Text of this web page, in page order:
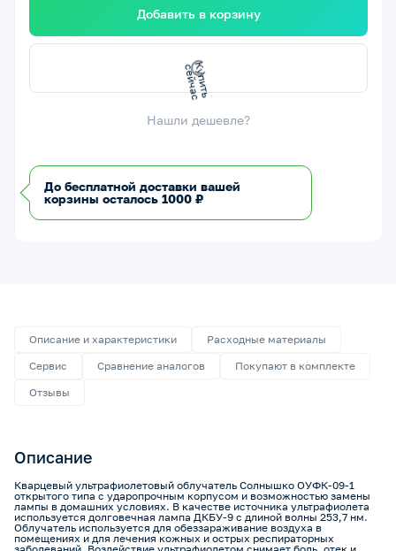
Добавить в корзину
К
у
п
ит
ь
с
е
й
ч
ас
Нашли дешевле?
До бесплатной доставки вашей
корзины осталось 1000 ₽
Описание и характеристики
Расходные материалы
Сервис
Сравнение аналогов
Покупают в комплекте
Отзывы
Описание
Кварцевый ультрафиолетовый облучатель Солнышко ОУФК-09-1
открытого типа с ударопрочным корпусом и возможностью замены
лампы в домашних условиях. В качестве источника ультрафиолета
используется долговечная лампа ДКБУ-9 с длиной волны 253,7 нм.
Облучатель используется для обеззараживание воздуха в
помещениях и для лечения кожных и острых респираторных